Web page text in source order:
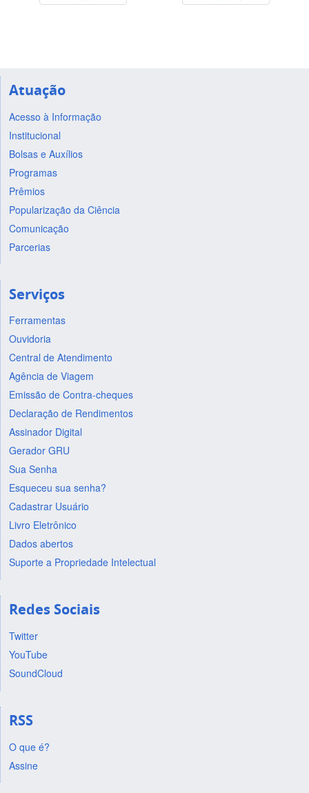
Atuação
Acesso à Informação
Institucional
Bolsas e Auxílios
Programas
Prêmios
Popularização da Ciência
Comunicação
Parcerias
Serviços
Ferramentas
Ouvidoria
Central de Atendimento
Agência de Viagem
Emissão de Contra-cheques
Declaração de Rendimentos
Assinador Digital
Gerador GRU
Sua Senha
Esqueceu sua senha?
Cadastrar Usuário
Livro Eletrônico
Dados abertos
Suporte a Propriedade Intelectual
Redes Sociais
Twitter
YouTube
SoundCloud
RSS
O que é?
Assine